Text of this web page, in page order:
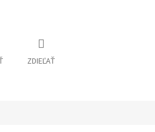
ZDIEĽAŤ